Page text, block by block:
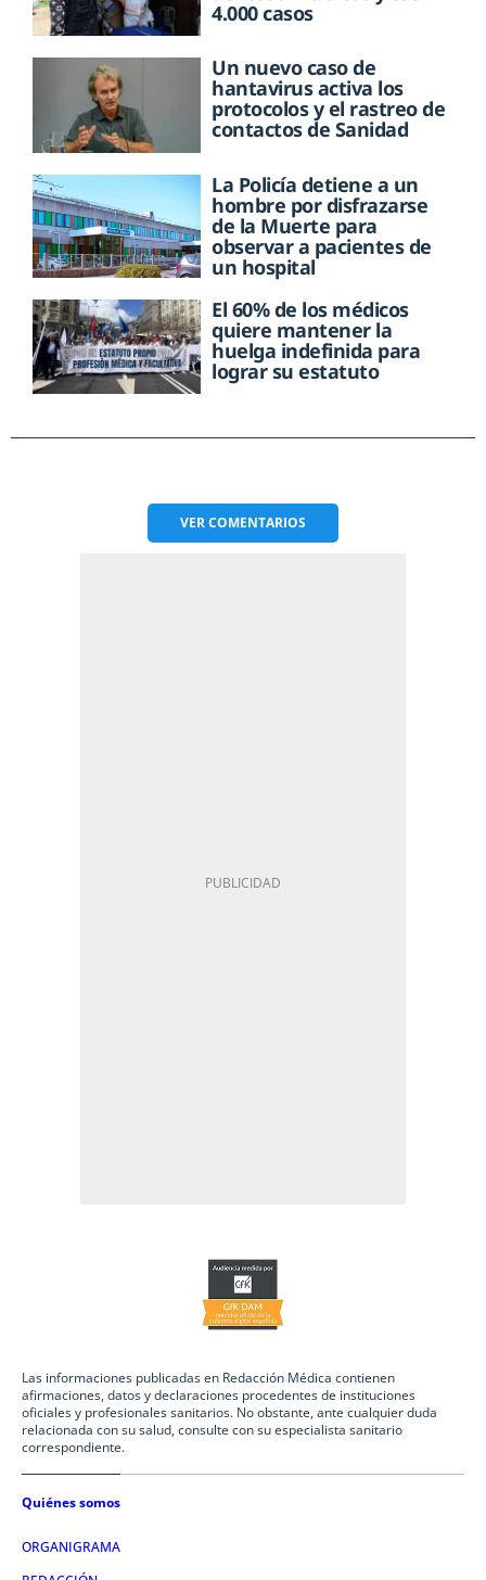
4.000 casos
Un nuevo caso de
hantavirus activa los
protocolos y el rastreo de
contactos de Sanidad
La Policía detiene a un
hombre por disfrazarse
de la Muerte para
observar a pacientes de
un hospital
El 60% de los médicos
quiere mantener la
huelga indefinida para
lograr su estatuto
VERCOMENTARIOS
Las informaciones publicadas en Redacción Médica contienen
afirmaciones, datos y declaraciones procedentes de instituciones
oficiales y profesionales sanitarios. No obstante, ante cualquier duda
relacionada con su salud, consulte con su especialista sanitario
correspondiente.
Quiénes somos
ORGANIGRAMA